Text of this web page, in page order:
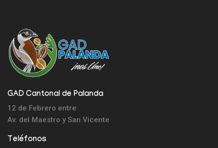
GAD Cantonal de Palanda
12 de Febrero entre
Av. del Maestro ySan Vicente
Teléfonos